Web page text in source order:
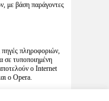
με βάση παράγοντες
πηγές πληροφοριών,
σε τυποποιημένη
ο Internet
ο Opera.